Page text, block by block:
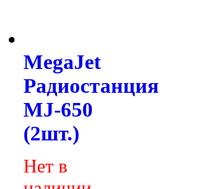
MegaJet
Радиостанция
MJ-650
(2шт.)
Нет в